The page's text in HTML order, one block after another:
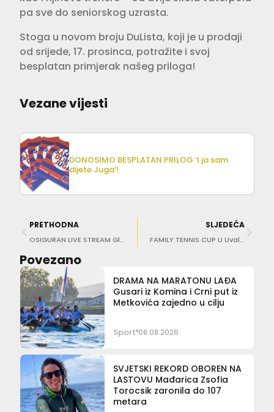
pa sve do seniorskog uzrasta.
Stoga u novom broju DuLista, koji je u prodaji
od srijede, 17. prosinca, potražite i svoj
besplatan primjerak našeg priloga!
Vezane vijesti
DONOSIMO BESPLATAN PRILOG ‘I ja sam
dijete Juga’!
PRETHODNA
OSIGURAN LIVE STREAM Gledajte Jug – Mladost na jug.hr!
SLJEDEĆA
FAMILY TENNIS CUP U Uvali Lapad igrali mame, tate, braća, sestre….
Povezano
DRAMA NA MARATONU LAĐA
Gusari iz Komina i Crni put iz
Metkovića zajedno u cilju
Sport 08.08.2026
SVJETSKI REKORD OBOREN NA
LASTOVU Mađarica Zsofia
Torocsik zaronila do 107
metara